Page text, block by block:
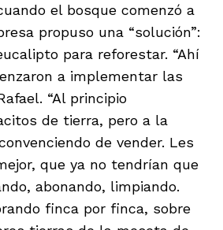
el bosque comenzó a
propuso una “solución”:
para reforestar. “Ahí
a implementar las
“Al principio
de tierra, pero a la
de vender. Les
que ya no tendrían que
abonando, limpiando.
finca por finca, sobre